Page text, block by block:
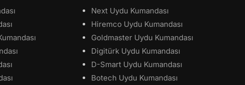
Next Uydu Kumandası
Hiremco Uydu Kumandası
Goldmaster Uydu Kumandası
Digitürk Uydu Kumandası
D-Smart Uydu Kumandası
Botech Uydu Kumandası